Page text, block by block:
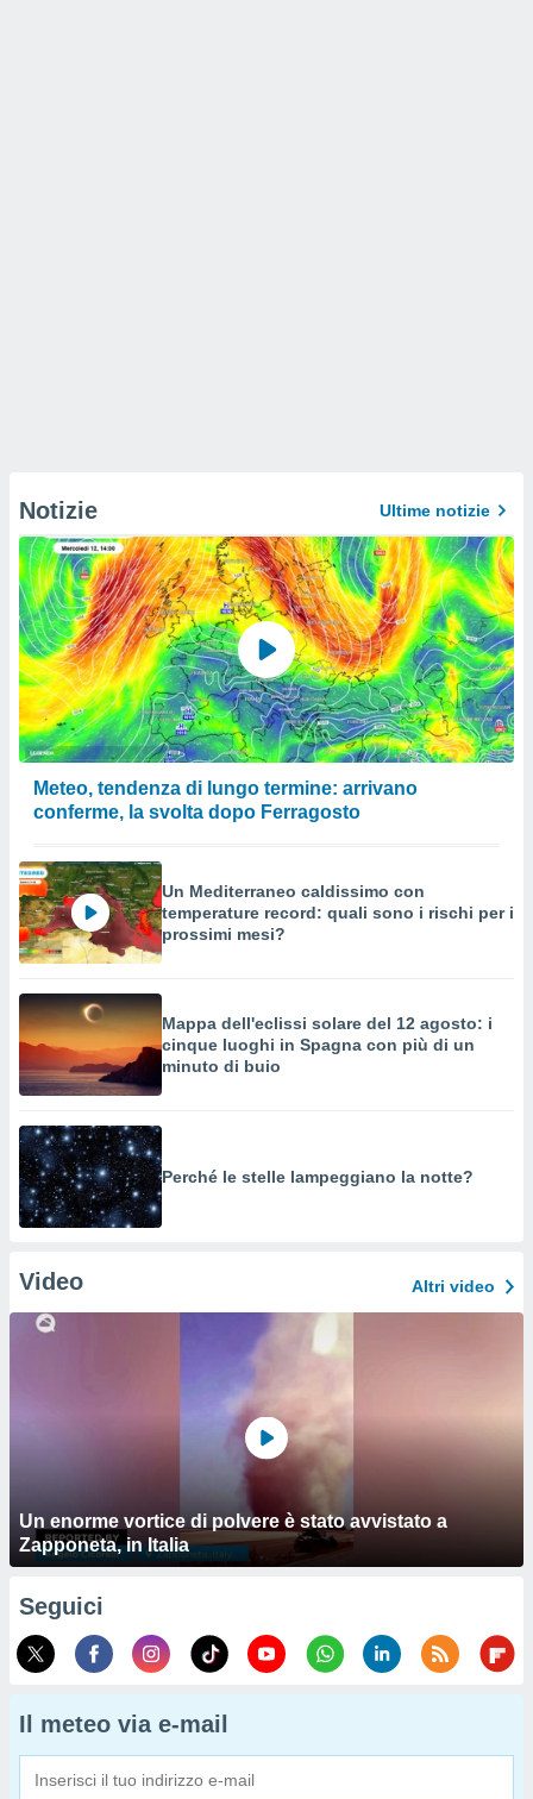
Notizie Ultime notizie
Meteo, tendenza di lungo termine: arrivano
conferme, la svolta dopo Ferragosto
Un Mediterraneo caldissimo con
temperature record: quali sono i rischi per i
prossimi mesi?
Mappa dell'eclissi solare del 12 agosto: i
cinque luoghi in Spagna con più di un
minuto di buio
Perché le stelle lampeggiano la notte?
Video Altri video
Un enorme vortice di polvere è stato avvistato a
Zapponeta, in Italia
Seguici
Il meteo via e-mail